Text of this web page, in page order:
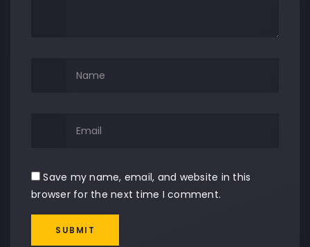
Save my name, email, and website in this
browser for the next time I comment.
SUBMIT